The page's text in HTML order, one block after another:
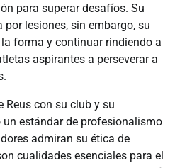
para superar desafíos. Su
lesiones, sin embargo, su
forma y continuar rindiendo a
aspirantes a perseverar a
Reus con su club y su
estándar de profesionalismo
admiran su ética de
cualidades esenciales para el